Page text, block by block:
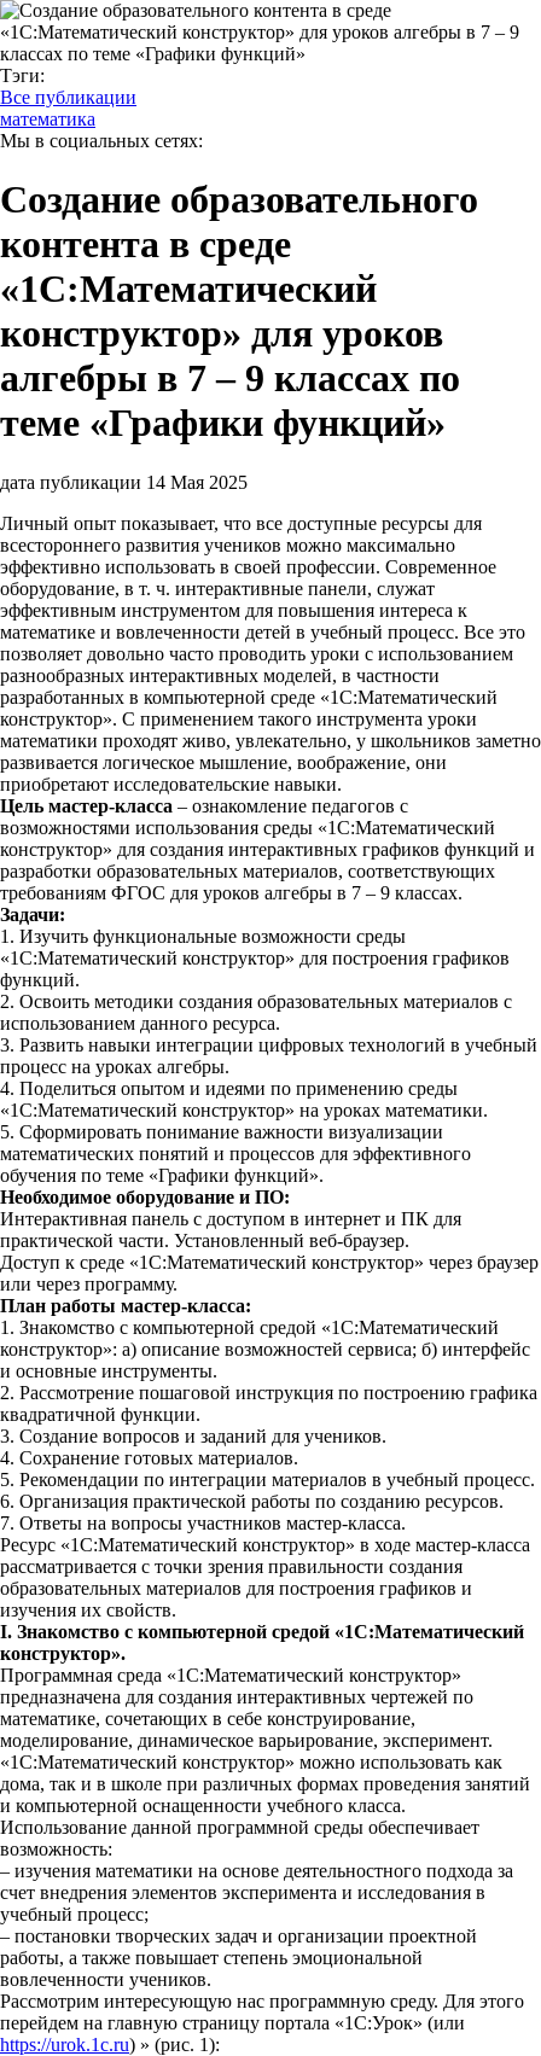
Тэги:
Все публикации
математика
Мы в социальных сетях:
Создание образовательного
контента в среде
«1С:Математический
конструктор» для уроков
алгебры в 7 – 9 классах по
теме «Графики функций»
дата публикации 14 Мая 2025
Личный опыт показывает, что все доступные ресурсы для
всестороннего развития учеников можно максимально
эффективно использовать в своей профессии. Современное
оборудование, в т. ч. интерактивные панели, служат
эффективным инструментом для повышения интереса к
математике и вовлеченности детей в учебный процесс. Все это
позволяет довольно часто проводить уроки с использованием
разнообразных интерактивных моделей, в частности
разработанных в компьютерной среде «1С:Математический
конструктор». С применением такого инструмента уроки
математики проходят живо, увлекательно, у школьников заметно
развивается логическое мышление, воображение, они
приобретают исследовательские навыки.
Цель мастер-класса – ознакомление педагогов с
возможностями использования среды «1С:Математический
конструктор» для создания интерактивных графиков функций и
разработки образовательных материалов, соответствующих
требованиям ФГОС для уроков алгебры в 7 – 9 классах.
Задачи:
1. Изучить функциональные возможности среды
«1С:Математический конструктор» для построения графиков
функций.
2. Освоить методики создания образовательных материалов с
использованием данного ресурса.
3. Развить навыки интеграции цифровых технологий в учебный
процесс на уроках алгебры.
4. Поделиться опытом и идеями по применению среды
«1С:Математический конструктор» на уроках математики.
5. Сформировать понимание важности визуализации
математических понятий и процессов для эффективного
обучения по теме «Графики функций».
Необходимое оборудование и ПО:
Интерактивная панель с доступом в интернет и ПК для
практической части. Установленный веб-браузер.
Доступ к среде «1С:Математический конструктор» через браузер
или через программу.
План работы мастер-класса:
1. Знакомство с компьютерной средой «1С:Математический
конструктор»: а) описание возможностей сервиса; б) интерфейс
и основные инструменты.
2. Рассмотрение пошаговой инструкция по построению графика
квадратичной функции.
3. Создание вопросов и заданий для учеников.
4. Сохранение готовых материалов.
5. Рекомендации по интеграции материалов в учебный процесс.
6. Организация практической работы по созданию ресурсов.
7. Ответы на вопросы участников мастер-класса.
Ресурс «1С:Математический конструктор» в ходе мастер-класса
рассматривается с точки зрения правильности создания
образовательных материалов для построения графиков и
изучения их свойств.
I. Знакомство с компьютерной средой «1С:Математический
конструктор».
Программная среда «1С:Математический конструктор»
предназначена для создания интерактивных чертежей по
математике, сочетающих в себе конструирование,
моделирование, динамическое варьирование, эксперимент.
«1С:Математический конструктор» можно использовать как
дома, так и в школе при различных формах проведения занятий
и компьютерной оснащенности учебного класса.
Использование данной программной среды обеспечивает
возможность:
– изучения математики на основе деятельностного подхода за
счет внедрения элементов эксперимента и исследования в
учебный процесс;
– постановки творческих задач и организации проектной
работы, а также повышает степень эмоциональной
вовлеченности учеников.
Рассмотрим интересующую нас программную среду. Для этого
перейдем на главную страницу портала «1С:Урок» (или
https://urok.1c.ru) » (рис. 1):